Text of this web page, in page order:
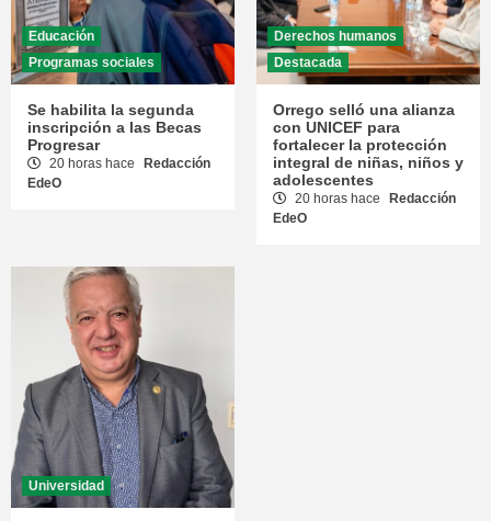
Educación
Programas sociales
Se habilita la segunda
inscripción a las Becas
Progresar
20 horas hace
Redacción
EdeO
Derechos humanos
Destacada
Orrego selló una alianza
con UNICEF para
fortalecer la protección
integral de niñas, niños y
adolescentes
20 horas hace
Redacción
EdeO
Universidad